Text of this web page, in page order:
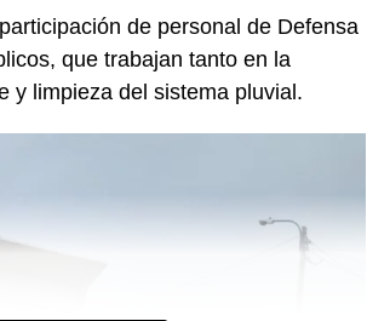
de personal de Defensa
que trabajan tanto en la
y limpieza del sistema pluvial.